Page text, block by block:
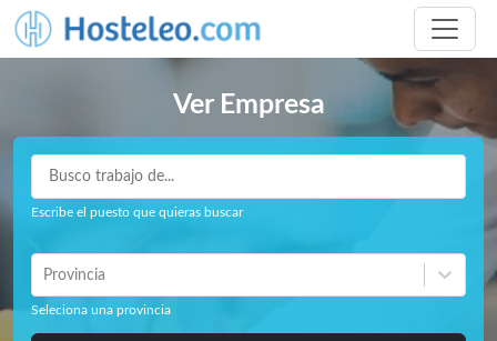
Ver Empresa
Escribe el puesto que quieras buscar
Provincia
Seleciona una provincia